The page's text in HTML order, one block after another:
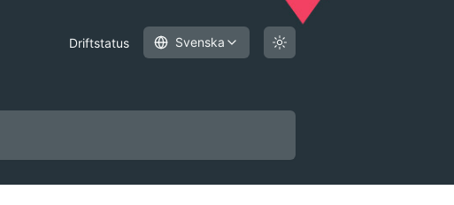
Driftstatus Svenska